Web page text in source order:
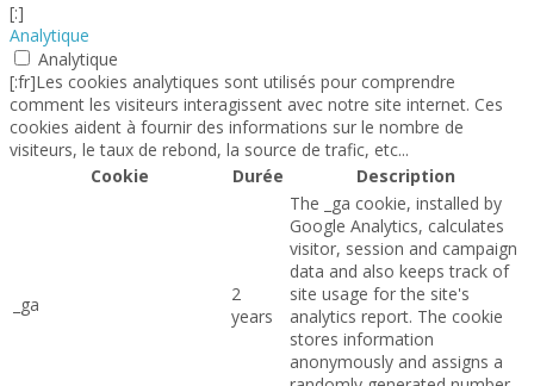
[:]
Analytique
Analytique
[:fr]Les cookies analytiques sont utilisés pour comprendre
comment les visiteurs interagissent avec notre site internet. Ces
cookies aident à fournir des informations sur le nombre de
visiteurs, le taux de rebond, la source de trafic, etc...
Cookie
Durée Description
_ga
2
years
The _ga cookie, installed by
Google Analytics, calculates
visitor, session and campaign
data and also keeps track of
site usage for the site's
analytics report. The cookie
stores information
anonymously and assigns a